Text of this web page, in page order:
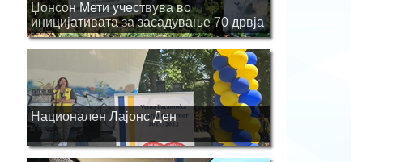
Џонсон Мети учествува во
иницијативата за засадување 70 дрвја
на национално ниво
Национален Лајонс Ден